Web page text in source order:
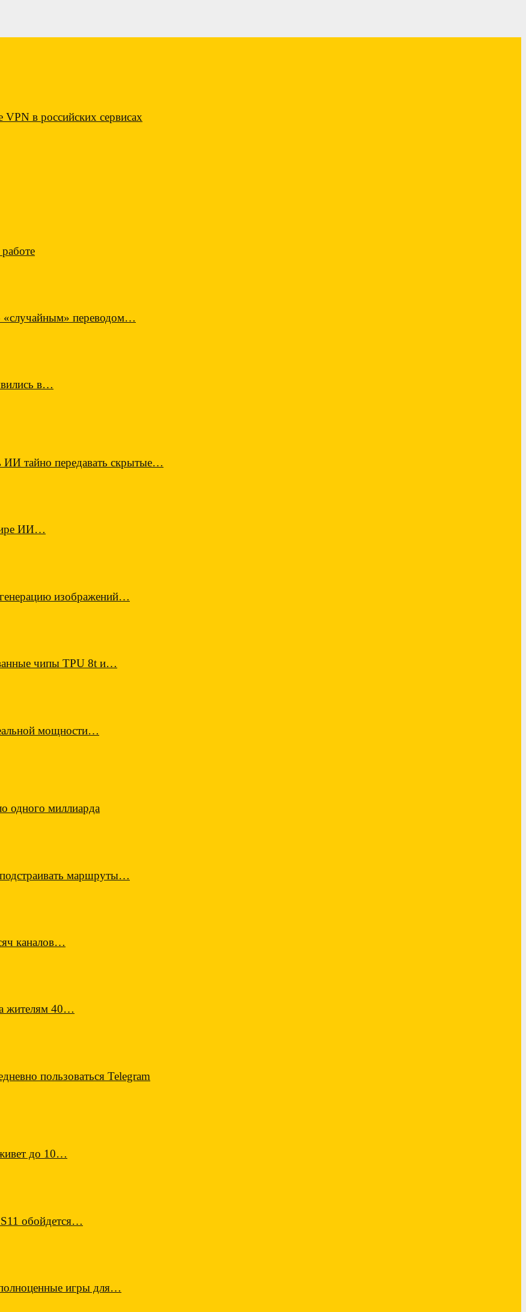
в российских сервисах
«случайным» переводом…
в…
ИИ тайно передавать скрытые…
ИИ…
изображений…
чипы TPU 8t и…
мощности…
одного миллиарда
маршруты…
каналов…
жителям 40…
пользоваться Telegram
до 10…
обойдется…
игры для…